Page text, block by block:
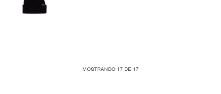
MOSTRANDO 17 DE 17